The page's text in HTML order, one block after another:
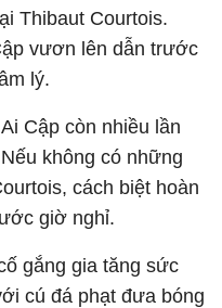
Thibaut Courtois.
vươn lên dẫn trước
lý.
Cập còn nhiều lần
không có những
cách biệt hoàn
giờ nghỉ.
gắng gia tăng sức
cú đá phạt đưa bóng